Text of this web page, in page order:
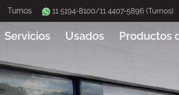
Turnos 11 5194-8100/11 4407-5896 (Turnos)
Servicios Usados Productos